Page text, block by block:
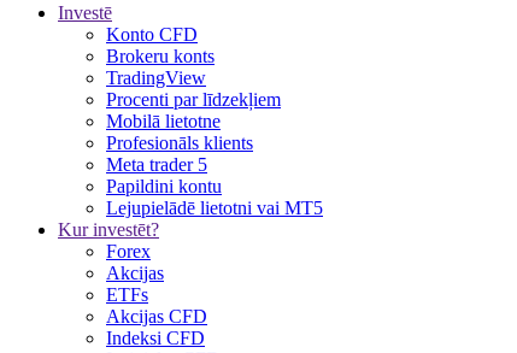
Investē
Konto CFD
Brokeru konts
TradingView
Procenti par līdzekļiem
Mobilā lietotne
Profesionāls klients
Meta trader 5
Papildini kontu
Lejupielādē lietotni vai MT5
Kur investēt?
Forex
Akcijas
ETFs
Akcijas CFD
Indeksi CFD